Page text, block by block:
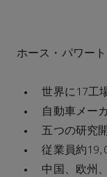
ホース・パワー
世界に17工
自動車メー
五つの研究
従業員約
中国、欧州